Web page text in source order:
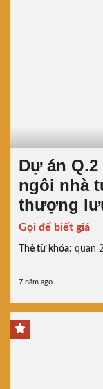
Dự án Q.2
ngôi nhà
thượng
Gọi để biết giá
Thẻ từ khóa: quan 2
7 năm ago